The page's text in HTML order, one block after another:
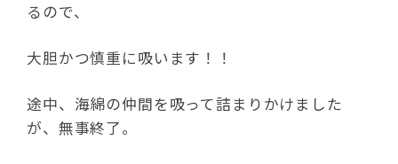
るので、
大胆かつ慎重に吸います！！
途中、海綿の仲間を吸って詰まりかけました
が、無事終了。